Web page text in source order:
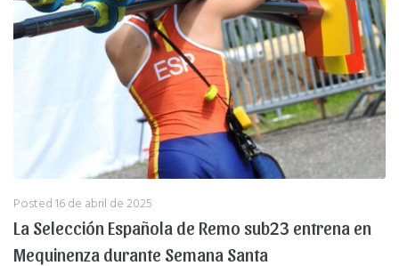
Posted16 de abril de 2025
La Selección Española de Remo sub23 entrena en
Mequinenza durante Semana Santa